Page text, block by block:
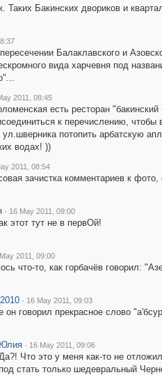
Таких Бакинских двориков и
Балаклавского и
вида харчевня под
2011, 08:45
есть ресторан
к перечислению, чтобы
потопить арбатскую
водах! ))
2011, 08:54
зачистка комментариев к фото,
· 16 May 2011, 09:00
этот тут не в первОй!
2011, 09:00
что-то, как горбачёв говорил:
· 16 May 2011, 09:03
он говорил прекрасное слово
Юлия · 16 May 2011, 09:06
Что это у меня как-то не
под стать только шедевральный